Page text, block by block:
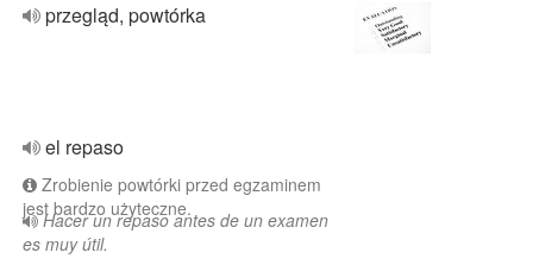
przegląd, powtórka
el repaso
Zrobienie powtórki przed egzaminem
jest bardzo użyteczne.
Hacer un repaso antes de un examen
es muy útil.